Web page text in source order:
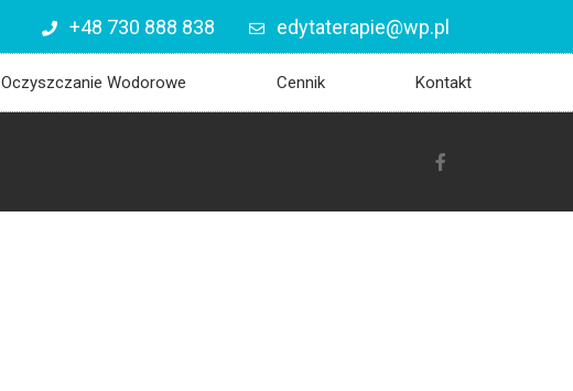
+48 730 888 838 edytaterapie@wp.pl
Oczyszczanie Wodorowe Cennik Kontakt